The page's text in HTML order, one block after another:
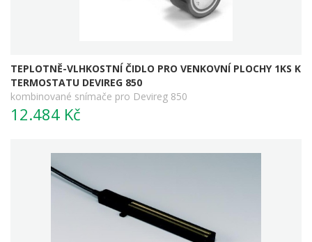
TEPLOTNĚ-VLHKOSTNÍ ČIDLO PRO VENKOVNÍ PLOCHY 1KS K
TERMOSTATU DEVIREG 850
kombinované snímače pro Devireg 850
12.484 Kč